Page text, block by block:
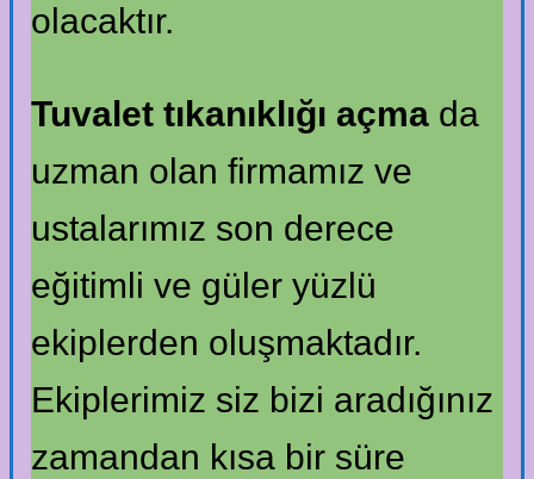
olacaktır.
Tuvalet tıkanıklığı açma da
uzman olan firmamız ve
ustalarımız son derece
eğitimli ve güler yüzlü
ekiplerden oluşmaktadır.
Ekiplerimiz siz bizi aradığınız
zamandan kısa bir süre